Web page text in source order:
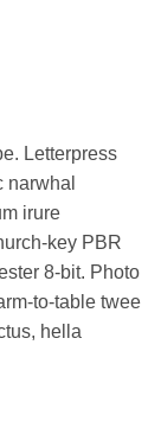
Letterpress
narwhal
irure
key PBR
8-bit. Photo
to-table twee
hella